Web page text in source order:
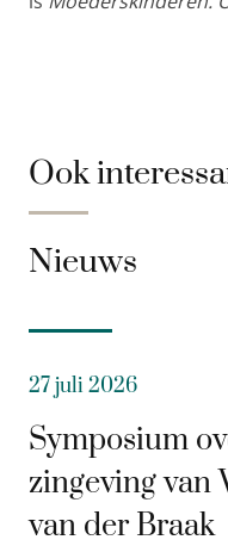
Ook
Nieuws
27 juli 2026
Symposium
zingeving van
van der Braak